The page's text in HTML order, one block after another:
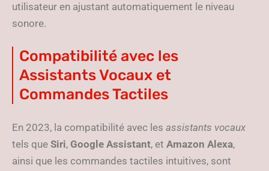
utilisateur en ajustant automatiquement le niveau
sonore.
Compatibilité avec les
Assistants Vocaux et
Commandes Tactiles
En 2023, la compatibilité avec les assistants vocaux
tels que Siri, Google Assistant, et Amazon Alexa,
ainsi que les commandes tactiles intuitives, sont